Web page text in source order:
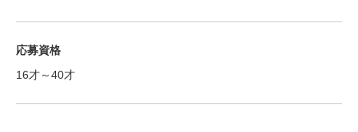
応募資格
16才～40才